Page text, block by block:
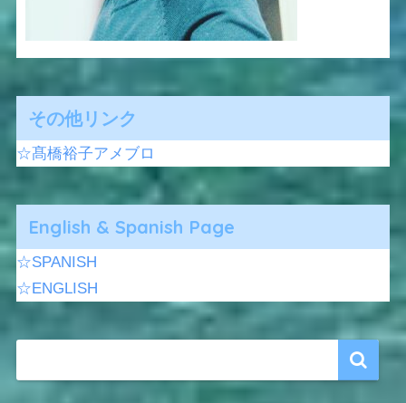
その他リンク
☆髙橋裕子アメブロ
English & Spanish Page
☆SPANISH
☆ENGLISH